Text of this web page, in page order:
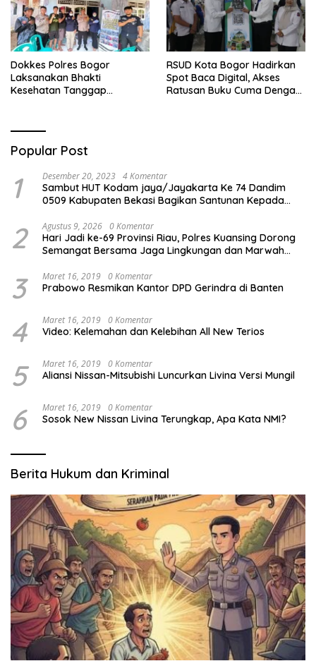
Dokkes Polres Bogor
Laksanakan Bhakti
Kesehatan Tanggap
RSUD Kota Bogor Hadirkan
Spot Baca Digital, Akses
Ratusan Buku Cuma Dengan
Popular Post
1 Desember 20, 2023 4 Komentar
Sambut HUT Kodam jaya/Jayakarta Ke 74 Dandim
0509 Kabupaten Bekasi Bagikan Santunan Kepada
2 Agustus 9, 2026 0 Komentar
Hari Jadi ke-69 Provinsi Riau, Polres Kuansing Dorong
Semangat Bersama Jaga Lingkungan dan Marwah
3 Maret 16, 2019 0 Komentar
Prabowo Resmikan Kantor DPD Gerindra di Banten
4 Maret 16, 2019 0 Komentar
Video: Kelemahan dan Kelebihan All New Terios
5 Maret 16, 2019 0 Komentar
Aliansi Nissan-Mitsubishi Luncurkan Livina Versi Mungil
6 Maret 16, 2019 0 Komentar
Sosok New Nissan Livina Terungkap, Apa Kata NMI?
Berita Hukum dan Kriminal